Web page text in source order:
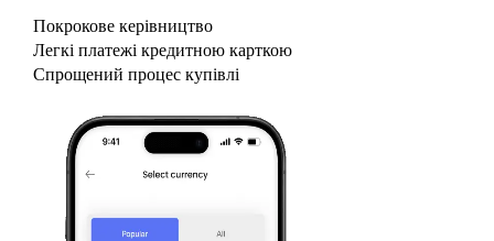
Покрокове керівництво
Легкі платежі кредитною карткою
Спрощений процес купівлі